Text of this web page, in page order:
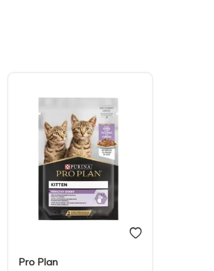
Pro Plan